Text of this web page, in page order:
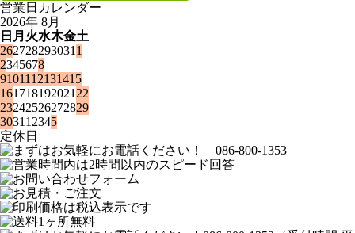
営業日カレンダー
2026年 8月
日 月 火水木金土
262728293031 1
2345678
91011 12131415
161718192021 22
23242526272829
3031 1 2345
定休日